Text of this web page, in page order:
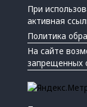
При
активная
Политика
На сайте
запрещенных